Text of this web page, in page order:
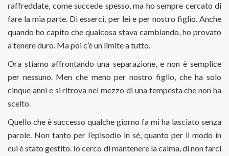
raffreddate, come succede spesso, ma ho sempre cercato di
fare la mia parte. Di esserci, per lei e per nostro figlio. Anche
quando ho capito che qualcosa stava cambiando, ho provato
a tenere duro. Ma poi c’è un limite a tutto.
Ora stiamo affrontando una separazione, e non è semplice
per nessuno. Men che meno per nostro figlio, che ha solo
cinque anni e si ritrova nel mezzo di una tempesta che non ha
scelto.
Quello che è successo qualche giorno fa mi ha lasciato senza
parole. Non tanto per l’episodio in sé, quanto per il modo in
cui è stato gestito. Io cerco di mantenere la calma, di non farci